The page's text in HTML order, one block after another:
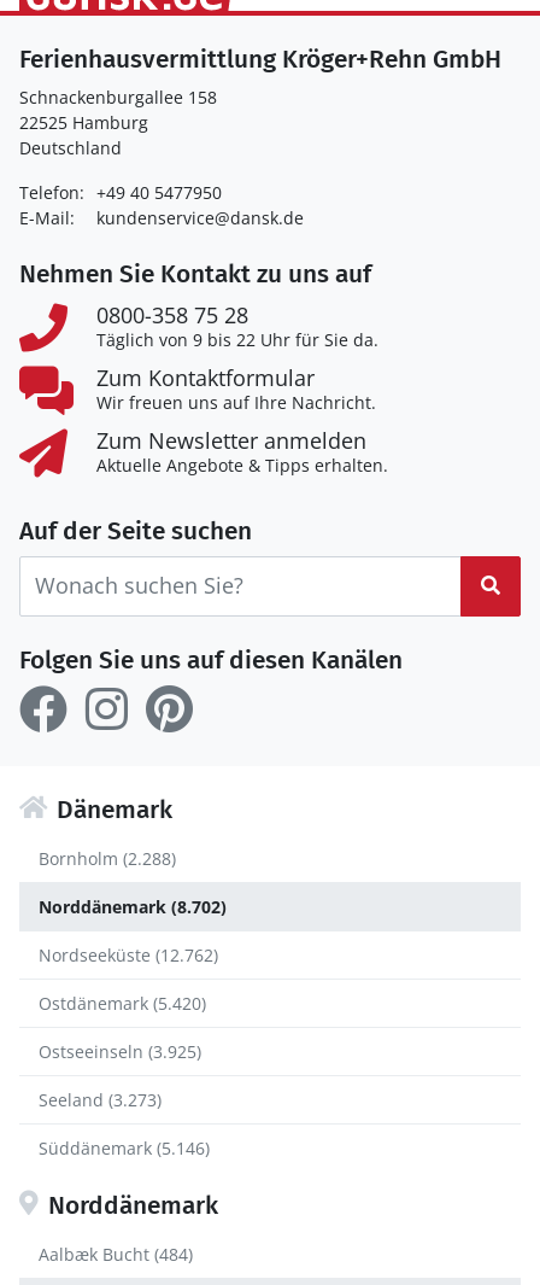
Ferienhausvermittlung Kröger+Rehn GmbH
Schnackenburgallee 158
22525 Hamburg
Deutschland
Telefon: +49 40 5477950
E-Mail:
kundenservice@dansk.de
Nehmen Sie Kontakt zu uns auf
0800-358 75 28
Täglich von 9 bis 22 Uhr für Sie da.
Zum Kontaktformular
Wir freuen uns auf Ihre Nachricht.
Zum Newsletter anmelden
Aktuelle Angebote & Tipps erhalten.
Auf der Seite suchen
Folgen Sie uns auf diesen Kanälen
Dänemark
Bornholm (2.288)
Norddänemark (8.702)
Nordseeküste (12.762)
Ostdänemark (5.420)
Ostseeinseln (3.925)
Seeland (3.273)
Süddänemark (5.146)
Norddänemark
Aalbæk Bucht (484)